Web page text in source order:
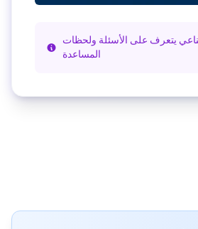
يتعرف على الأسئلة ولحظات
المساعدة